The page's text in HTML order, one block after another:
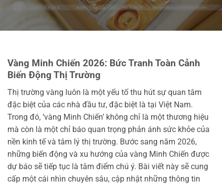
Vàng Minh Chiến 2026: Bức Tranh Toàn Cảnh
Biến Động Thị Trường
Thị trường vàng luôn là một yếu tố thu hút sự quan tâm
đặc biệt của các nhà đầu tư, đặc biệt là tại Việt Nam.
Trong đó, ‘vàng Minh Chiến’ không chỉ là một thương hiệu
mà còn là một chỉ báo quan trọng phản ánh sức khỏe của
nền kinh tế và tâm lý thị trường. Bước sang năm 2026,
những biến động và xu hướng của vàng Minh Chiến được
dự báo sẽ tiếp tục là tâm điểm chú ý. Bài viết này sẽ cung
cấp một cái nhìn chuyên sâu, cập nhật những thông tin